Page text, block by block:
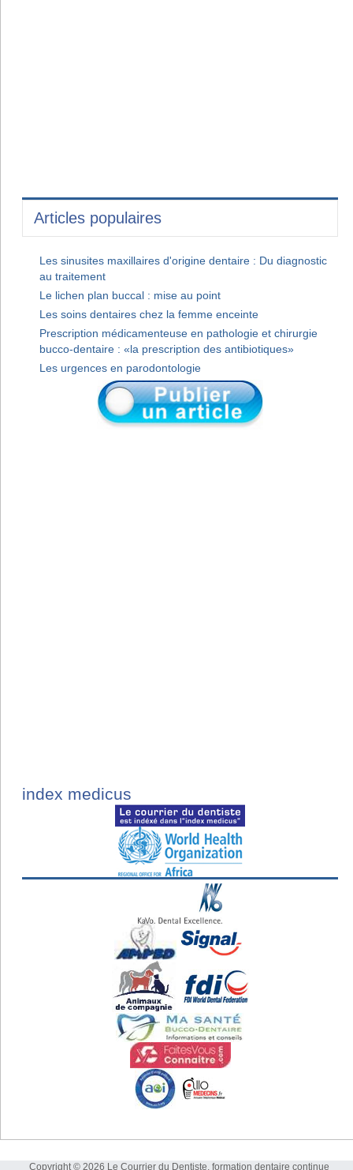
Articles populaires
Les sinusites maxillaires d'origine dentaire : Du diagnostic
au traitement
Le lichen plan buccal : mise au point
Les soins dentaires chez la femme enceinte
Prescription médicamenteuse en pathologie et chirurgie
bucco-dentaire : «la prescription des antibiotiques»
Les urgences en parodontologie
index medicus
Copyright © 2026 Le Courrier du Dentiste, formation dentaire continue